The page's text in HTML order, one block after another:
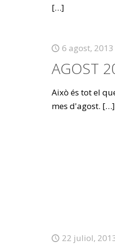
[…]
6 agost, 2013
AGOST
Això és tot el
mes d'agost. […]
22 juliol,